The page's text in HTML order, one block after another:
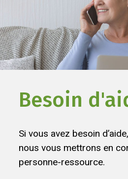
Besoin
Si vous avez besoin
nous vous mettrons en
personne-ressource.